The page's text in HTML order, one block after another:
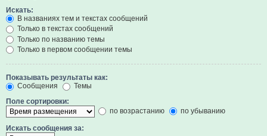
Искать:
В названиях тем и текстах сообщений
Только в текстах сообщений
Только по названию темы
Только в первом сообщении темы
Показывать результаты как:
Сообщения
Темы
Поле сортировки:
по возрастанию
по убыванию
Искать сообщения за: